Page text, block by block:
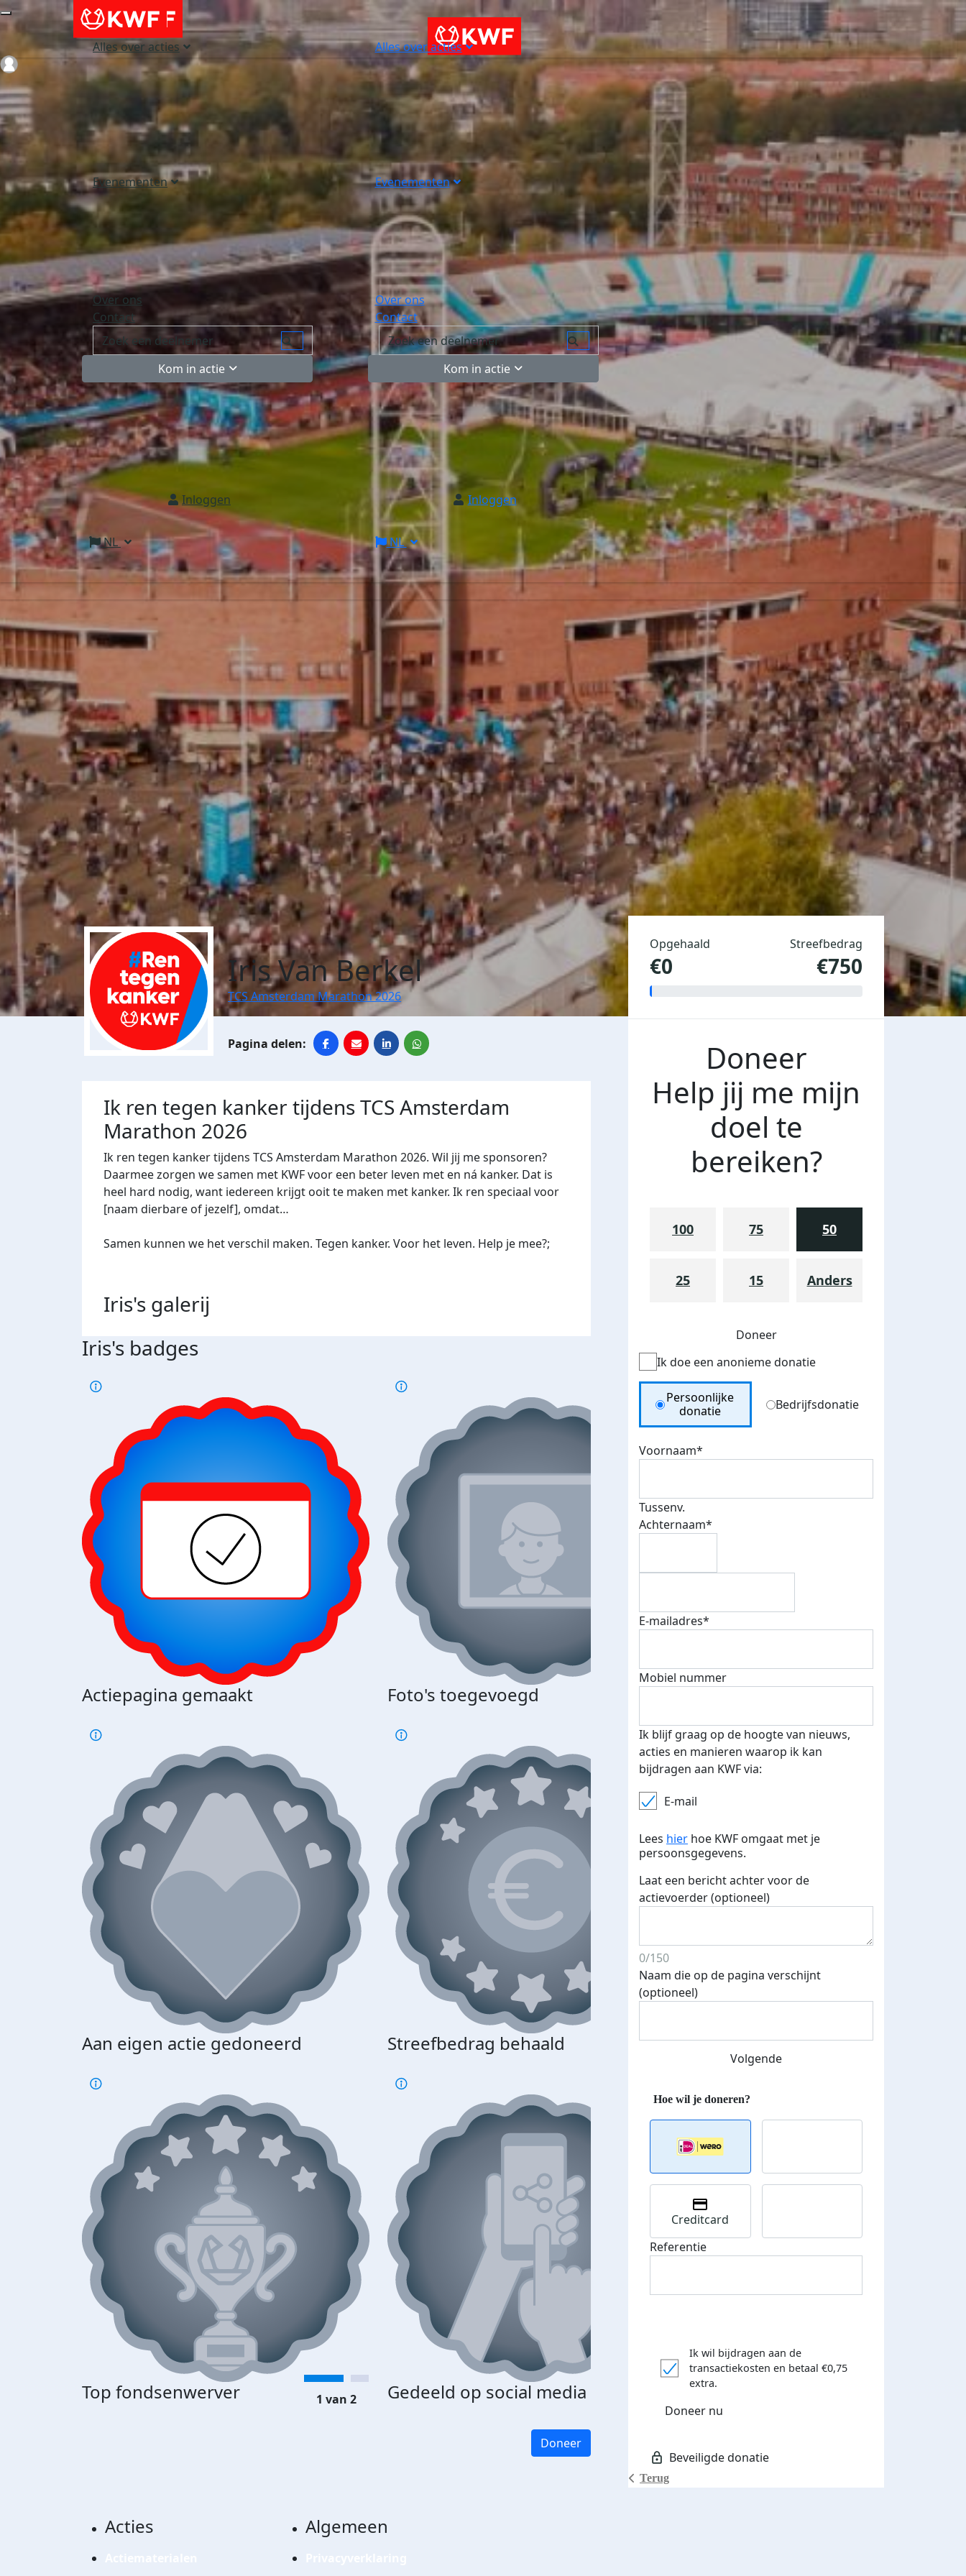
Alles over acties
Evenementen
Over ons
Contact
Kom in actie
Inloggen
NL
Alles over acties
Evenementen
Over ons
Contact
Kom in actie
Inloggen
NL
Login
Iris Van Berkel
TCS Amsterdam Marathon 2026
Ik ren tegen kanker tijdens TCS Amsterdam
Marathon 2026
Ik ren tegen kanker tijdens TCS Amsterdam Marathon 2026. Wil jij me sponsoren?
Daarmee zorgen we samen met KWF voor een beter leven met en ná kanker. Dat is
heel hard nodig, want iedereen krijgt ooit te maken met kanker. Ik ren speciaal voor
[naam dierbare of jezelf], omdat…
Samen kunnen we het verschil maken. Tegen kanker. Voor het leven. Help je mee?;
Iris's galerij
Iris's badges
Actiepagina gemaakt Foto's toegevoegd E-mails verstuurd
Aan eigen actie gedoneerd Streefbedrag behaald Streefbedrag verhoogd
Top fondsenwerver Gedeeld op social media Donateurs bedankt
€500 euro opgehaald: t-shirt
1 van 2
Doneer
Opgehaald
€0
Streefbedrag
€750
Doneer
Help jij me mijn
doel te
bereiken?
100 75 50
25 15 Anders
Doneer
Ik doe een anonieme donatie
Donation Type
Persoonlijke
donatie
Bedrijfsdonatie
Voornaam*
Tussenv.
Achternaam*
E-mailadres*
Mobiel nummer
Ik blijf graag op de hoogte van nieuws,
acties en manieren waarop ik kan
bijdragen aan KWF via:
E-mail
Lees hier hoe KWF omgaat met je
persoonsgegevens.
Laat een bericht achter voor de
actievoerder (optioneel)
0/150
Naam die op de pagina verschijnt
(optioneel)
Volgende
Terug
Creditcard
Referentie
Ik wil bijdragen aan de
transactiekosten en betaal €0,75
extra.
Doneer nu
Acties Algemeen